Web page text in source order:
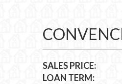
SALES PRICE:
LOAN TERM: